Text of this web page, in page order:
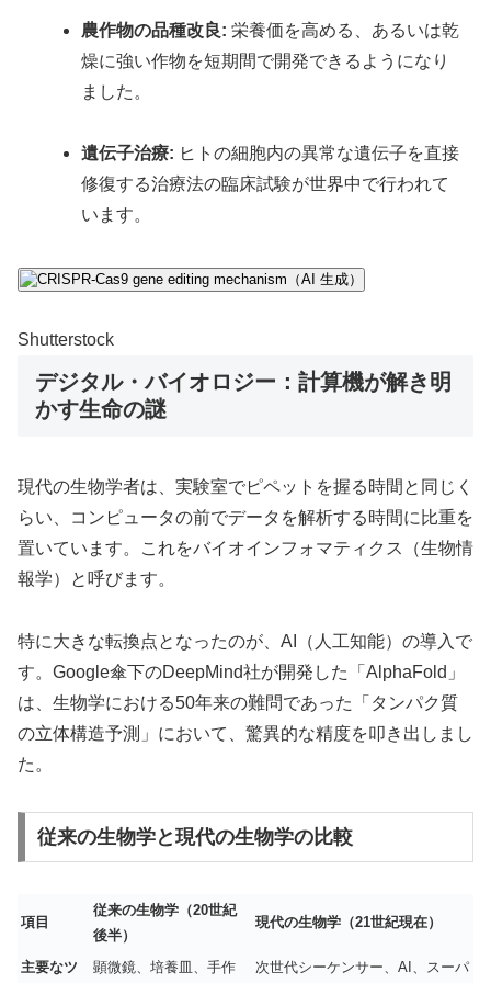
農作物の品種改良: 栄養価を高める、あるいは乾
燥に強い作物を短期間で開発できるようになり
ました。
遺伝子治療: ヒトの細胞内の異常な遺伝子を直接
修復する治療法の臨床試験が世界中で行われて
います。
Shutterstock
デジタル・バイオロジー：計算機が解き明
かす生命の謎
現代の生物学者は、実験室でピペットを握る時間と同じく
らい、コンピュータの前でデータを解析する時間に比重を
置いています。これをバイオインフォマティクス（生物情
報学）と呼びます。
特に大きな転換点となったのが、AI（人工知能）の導入で
す。Google傘下のDeepMind社が開発した「AlphaFold」
は、生物学における50年来の難問であった「タンパク質
の立体構造予測」において、驚異的な精度を叩き出しまし
た。
従来の生物学と現代の生物学の比較
項目
従来の生物学（20世紀
後半）
現代の生物学（21世紀現在）
主要なツ 顕微鏡、培養皿、手作 次世代シーケンサー、AI、スーパ